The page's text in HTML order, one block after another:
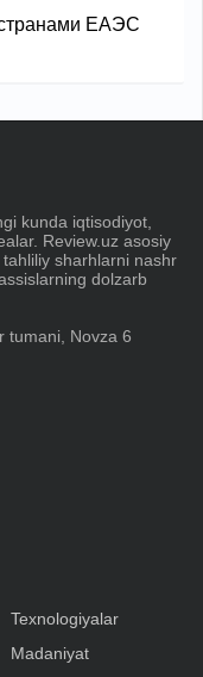
странами ЕАЭС
kunda iqtisodiyot,
Review.uz asosiy
tahliliy sharhlarni nashr
dolzarb
tumani, Novza 6
Texnologiyalar
Madaniyat